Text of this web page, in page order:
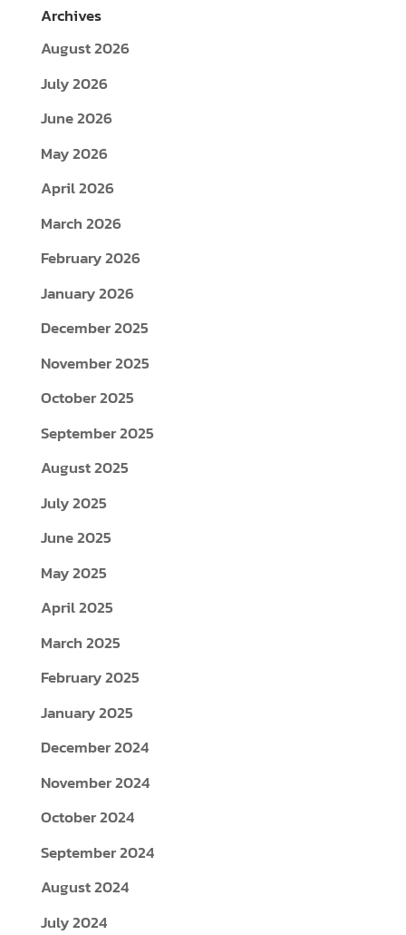
Archives
August 2026
July 2026
June 2026
May 2026
April 2026
March 2026
February 2026
January 2026
December 2025
November 2025
October 2025
September 2025
August 2025
July 2025
June 2025
May 2025
April 2025
March 2025
February 2025
January 2025
December 2024
November 2024
October 2024
September 2024
August 2024
July 2024